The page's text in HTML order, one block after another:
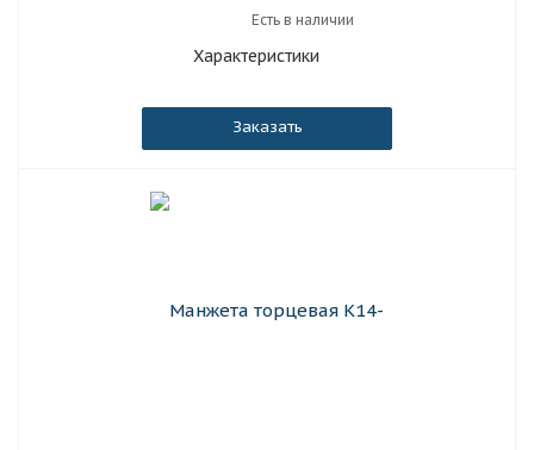
Есть в наличии
Характеристики
Заказать